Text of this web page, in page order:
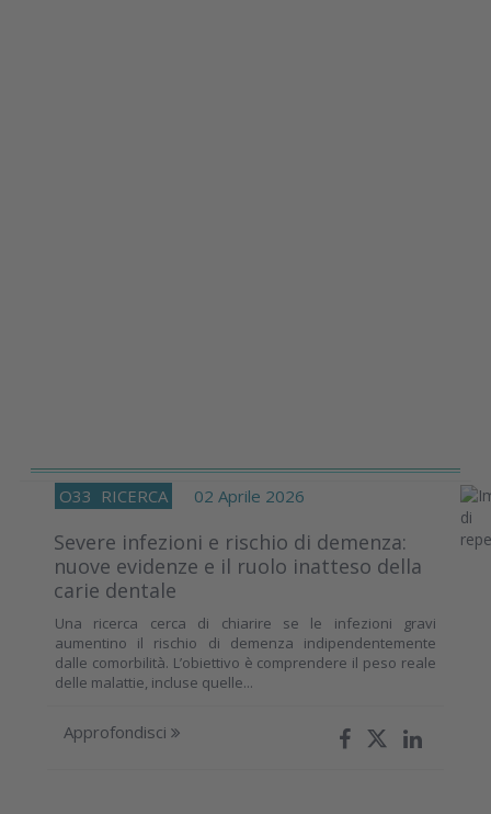
O33 RICERCA 02 Aprile 2026
Severe infezioni e rischio di demenza:
nuove evidenze e il ruolo inatteso della
carie dentale
Una ricerca cerca di chiarire se le infezioni gravi
aumentino il rischio di demenza indipendentemente
dalle comorbilità. L’obiettivo è comprendere il peso reale
delle malattie, incluse quelle...
Approfondisci